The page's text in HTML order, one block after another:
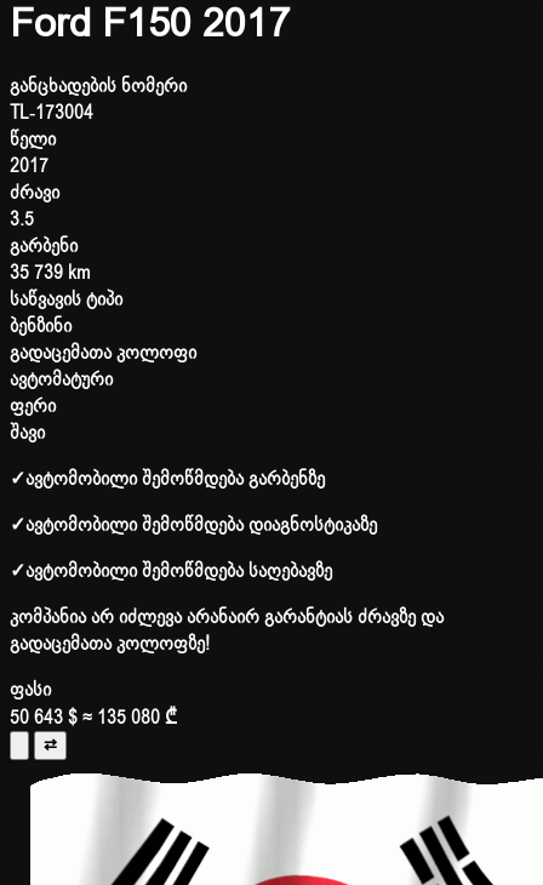
Ford F150 2017
განცხადების ნომერი
TL-173004
წელი
2017
ძრავი
3.5
გარბენი
35 739 km
საწვავის ტიპი
ბენზინი
გადაცემათა კოლოფი
ავტომატური
ფერი
შავი
✓ავტომობილი შემოწმდება გარბენზე
✓ავტომობილი შემოწმდება დიაგნოსტიკაზე
✓ავტომობილი შემოწმდება საღებავზე
კომპანია არ იძლევა არანაირ გარანტიას ძრავზე და
გადაცემათა კოლოფზე!
ფასი
50 643 $≈ 135 080 ₾
⇄